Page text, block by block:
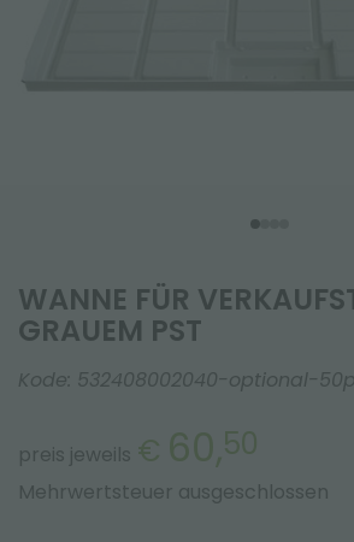
WANNE FÜR
GRAUEM PST
Kode: 532408002040-optional-
preis jeweils € 60,50
Mehrwertsteuer ausgeschlossen